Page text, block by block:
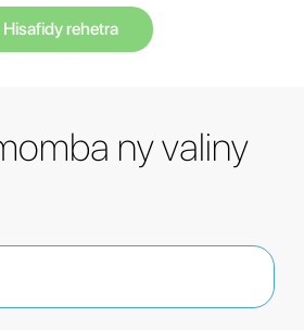
Hisafidy rehetra
ny valiny